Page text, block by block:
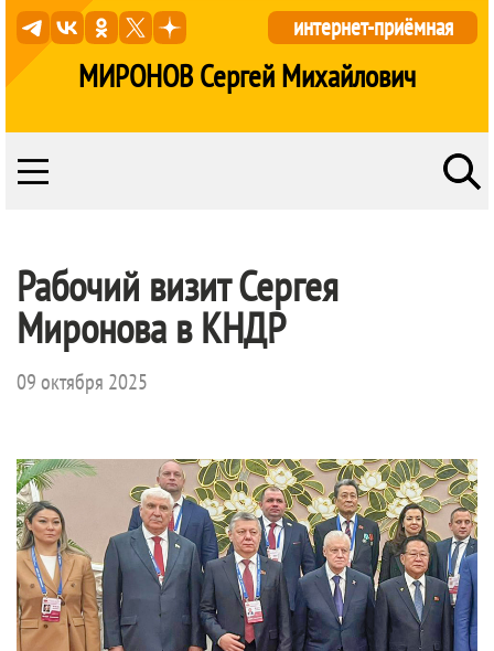
МИРОНОВ Сергей Михайлович
интернет-приёмная
Рабочий визит Сергея
Миронова в КНДР
09 октября 2025